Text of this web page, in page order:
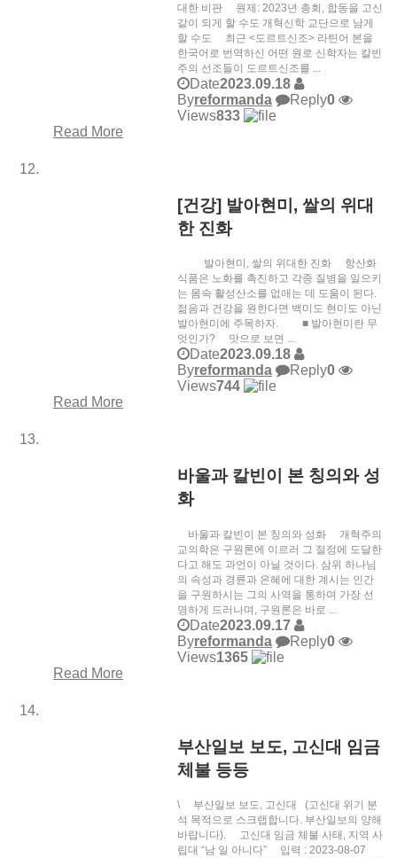
대한 비판 원제: 2023년 총회, 합동을 고신
같이 되게 할 수도 개혁신학 교단으로 남게
할 수도 최근 <도르트신조> 라틴어 본을
한국어로 번역하신 어떤 원로 신학자는 칼빈
주의 선조들이 도르트신조를 ...
Date2023.09.18
Byreformanda Reply0
Views833
Read More
[건강] 발아현미, 쌀의 위대
한 진화
발아현미, 쌀의 위대한 진화 항산화
식품은 노화를 촉진하고 각종 질병을 일으키
는 몸속 활성산소를 없애는 데 도움이 된다.
젊음과 건강을 원한다면 백미도 현미도 아닌
발아현미에 주목하자. ■ 발아현미란 무
엇인가? 맛으로 보면 ...
Date2023.09.18
Byreformanda Reply0
Views744
Read More
바울과 칼빈이 본 칭의와 성
화
바울과 칼빈이 본 칭의와 성화 개혁주의
교의학은 구원론에 이르러 그 절정에 도달한
다고 해도 과언이 아닐 것이다. 삼위 하나님
의 속성과 경륜과 은혜에 대한 계시는 인간
을 구원하시는 그의 사역을 통하여 가장 선
명하게 드러나며, 구원론은 바로 ...
Date2023.09.17
Byreformanda Reply0
Views1365
Read More
부산일보 보도, 고신대 임금
체불 등등
\ 부산일보 보도, 고신대 (고신대 위기 분
석 목적으로 스크랩합니다. 부산일보의 양해
바랍니다). 고신대 임금 체불 사태, 지역 사
립대 “남 일 아니다” 입력 : 2023-08-07